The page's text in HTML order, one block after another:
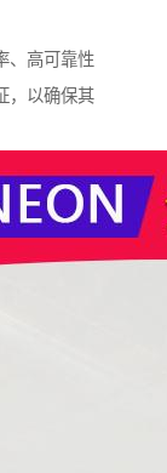
、高可靠性
，以确保其